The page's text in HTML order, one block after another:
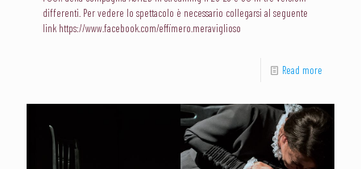
differenti. Per vedere lo spettacolo è necessario collegarsi al seguente
link https://www.facebook.com/effimero.meraviglioso
Read more